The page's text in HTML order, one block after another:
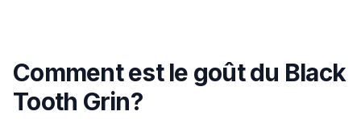
Comment est le goût du Black
Tooth Grin?